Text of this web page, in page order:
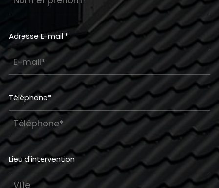
Adresse E-mail *
Téléphone*
Lieu d'intervention